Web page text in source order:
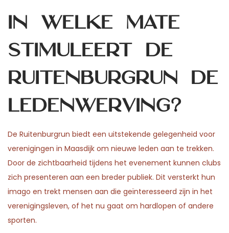
In welke mate
stimuleert de
Ruitenburgrun de
ledenwerving?
De Ruitenburgrun biedt een uitstekende gelegenheid voor
verenigingen in Maasdijk om nieuwe leden aan te trekken.
Door de zichtbaarheid tijdens het evenement kunnen clubs
zich presenteren aan een breder publiek. Dit versterkt hun
imago en trekt mensen aan die geïnteresseerd zijn in het
verenigingsleven, of het nu gaat om hardlopen of andere
sporten.